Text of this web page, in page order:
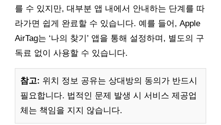
를 수 있지만, 대부분 앱 내에서 안내하는 단계를 따
라가면 쉽게 완료할 수 있습니다. 예를 들어, Apple
AirTag는 ‘나의 찾기’ 앱을 통해 설정하며, 별도의 구
독료 없이 사용할 수 있습니다.
참고: 위치 정보 공유는 상대방의 동의가 반드시
필요합니다. 법적인 문제 발생 시 서비스 제공업
체는 책임을 지지 않습니다.